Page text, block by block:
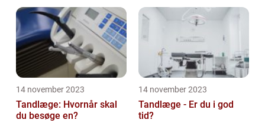
14 november 2023
Tandlæge: Hvornår skal
du besøge en?
14 november 2023
Tandlæge - Er du i god
tid?